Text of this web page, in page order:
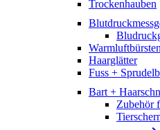
Trockenhauben
Warmluftbürsten
Haarglätter
Fuss +
Bart +
Zubehör